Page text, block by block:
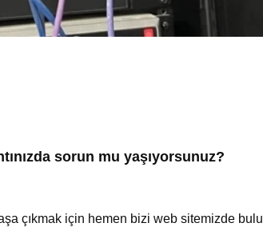
sorun mu yaşıyorsunuz?
çıkmak için hemen bizi web sitemizde